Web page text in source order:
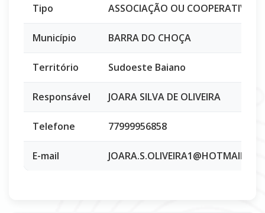
Tipo ASSOCIAÇÃO OU COOPERATIVA
Município BARRA DO CHOÇA
Território Sudoeste Baiano
Responsável JOARA SILVA DE OLIVEIRA
Telefone 77999956858
E-mail